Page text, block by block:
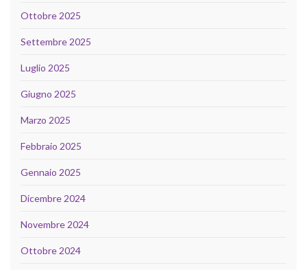
Ottobre 2025
Settembre 2025
Luglio 2025
Giugno 2025
Marzo 2025
Febbraio 2025
Gennaio 2025
Dicembre 2024
Novembre 2024
Ottobre 2024